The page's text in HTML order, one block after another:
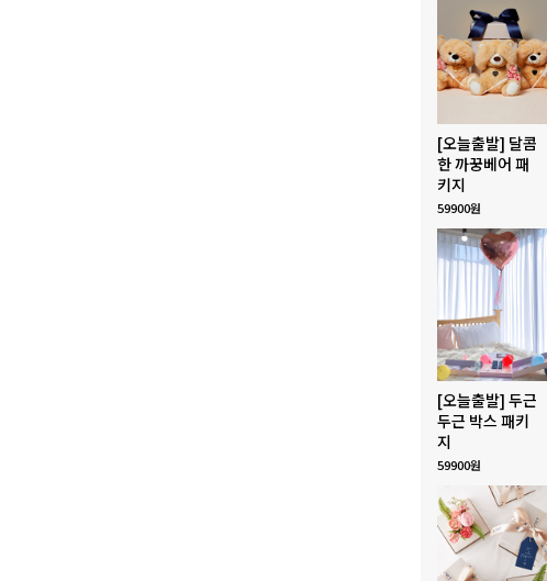
[오늘출발] 달콤
한 까꿍베어 패
키지
59900원
[오늘출발] 두근
두근 박스 패키
지
59900원